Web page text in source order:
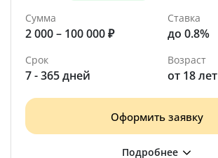
Сумма
2 000 – 100 000 ₽
Ставка
до 0.8%
Срок
7 - 365 дней
Возраст
от 18 лет
Оформить заявку